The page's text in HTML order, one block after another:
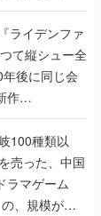
レクターに聞
ライデンファ
て縦シュー全
後に同じ会
作
タッグを組
秘話
100種類以
売った、中国
ラマゲーム
、規模が違